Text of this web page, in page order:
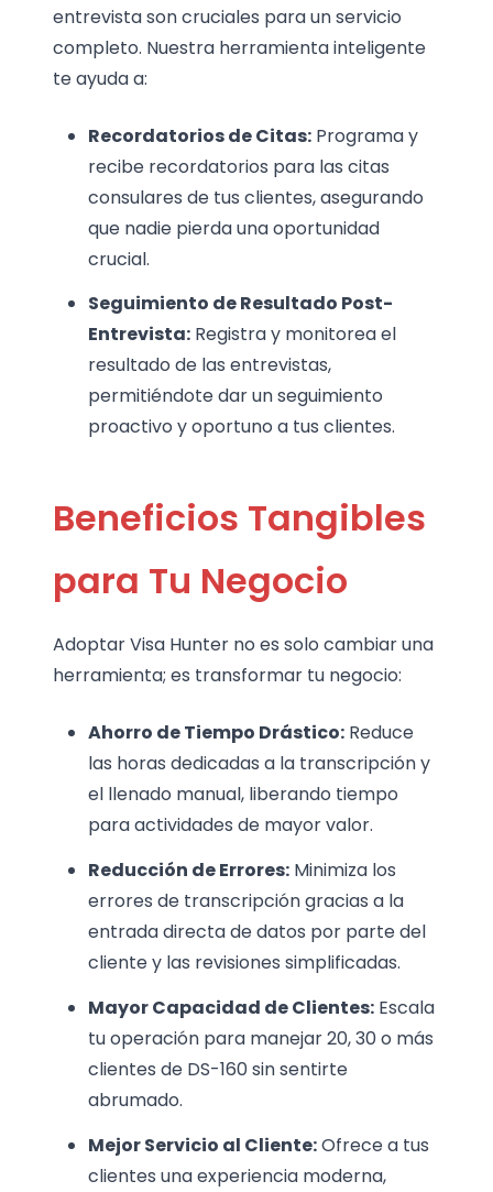
entrevista son cruciales para un servicio
completo. Nuestra herramienta inteligente
te ayuda a:
Recordatorios de Citas: Programa y
recibe recordatorios para las citas
consulares de tus clientes, asegurando
que nadie pierda una oportunidad
crucial.
Seguimiento de Resultado Post-
Entrevista: Registra y monitorea el
resultado de las entrevistas,
permitiéndote dar un seguimiento
proactivo y oportuno a tus clientes.
Beneficios Tangibles
para Tu Negocio
Adoptar Visa Hunter no es solo cambiar una
herramienta; es transformar tu negocio:
Ahorro de Tiempo Drástico: Reduce
las horas dedicadas a la transcripción y
el llenado manual, liberando tiempo
para actividades de mayor valor.
Reducción de Errores: Minimiza los
errores de transcripción gracias a la
entrada directa de datos por parte del
cliente y las revisiones simplificadas.
Mayor Capacidad de Clientes: Escala
tu operación para manejar 20, 30 o más
clientes de DS-160 sin sentirte
abrumado.
Mejor Servicio al Cliente:Ofrece a tus
clientes una experiencia moderna,